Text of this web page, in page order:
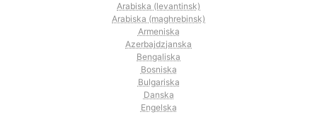
Arabiska (levantinsk)
Arabiska (maghrebinsk)
Armeniska
Azerbajdzjanska
Bengaliska
Bosniska
Bulgariska
Danska
Engelska